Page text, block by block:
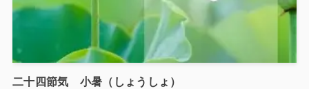
二十四節気 小暑（しょうしょ）